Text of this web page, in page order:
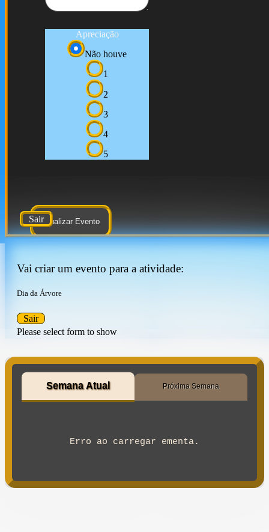
Apreciação
Não houve
1
2
3
4
5
Atualizar Evento
Sair
Vai criar um evento para a atividade:
Dia da Árvore
Please select form to show
Sair
Semana Atual Próxima Semana
Erro ao carregar ementa.